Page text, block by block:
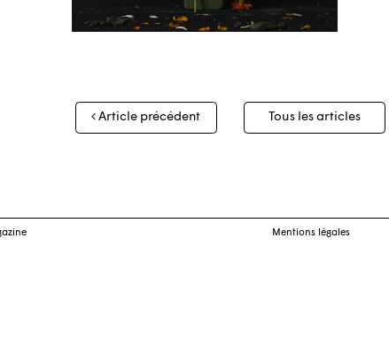
Navigation
des
Article précédent Tous les articles
Mentions légales